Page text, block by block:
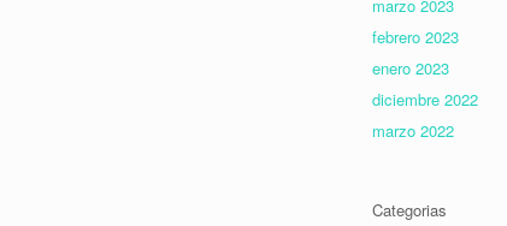
marzo 2023
febrero 2023
enero 2023
diciembre 2022
marzo 2022
Categorias